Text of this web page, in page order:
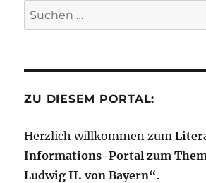
Suchen
nach:
ZU DIESEM PORTAL:
Herzlich willkommen zum
Informations-Portal zum
Ludwig II. von Bayern“.